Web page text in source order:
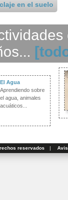
en el suelo
El Agua
Aprendiendo sobre
el agua, animales
acuáticos...
reservados |